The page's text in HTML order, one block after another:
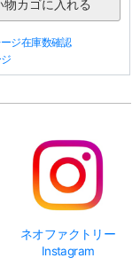
ジ在庫数確認
ネオファクトリー
Instagram